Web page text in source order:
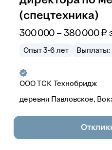
(спецтехника)
300 000 –380 000₽
Опыт 3-6 лет Выплаты:
ОООТСК Технобридж
деревня Павловское,